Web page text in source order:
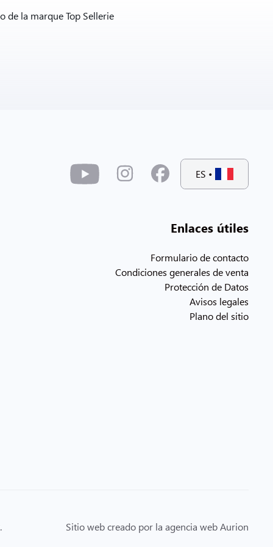
de la marque Top Sellerie
ES •
Enlaces útiles
Formulario de contacto
Condiciones generales de venta
Protección de Datos
Avisos legales
Plano del sitio
Sitio web creado por la agencia web Aurion